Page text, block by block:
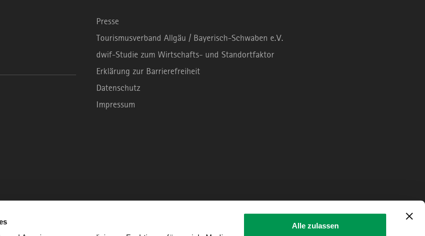
Alle zulassen
Presse
Tourismusverband Allgäu / Bayerisch-Schwaben e.V.
dwif-Studie zum Wirtschafts- und Standortfaktor
Erklärung zur Barrierefreiheit
Datenschutz
Impressum